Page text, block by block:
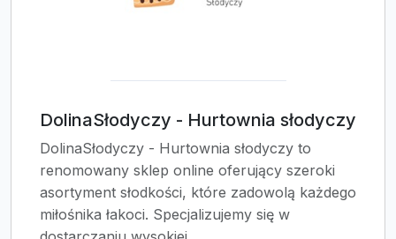
DolinaSłodyczy - Hurtownia słodyczy
DolinaSłodyczy - Hurtownia słodyczy to
renomowany sklep online oferujący szeroki
asortyment słodkości, które zadowolą każdego
miłośnika łakoci. Specjalizujemy się w